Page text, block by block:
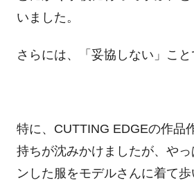
いました。
さらには、「妥協しない」こと
特に、CUTTING EDGEの作品
持ちが沈みかけましたが、や
ンした服をモデルさんに着て